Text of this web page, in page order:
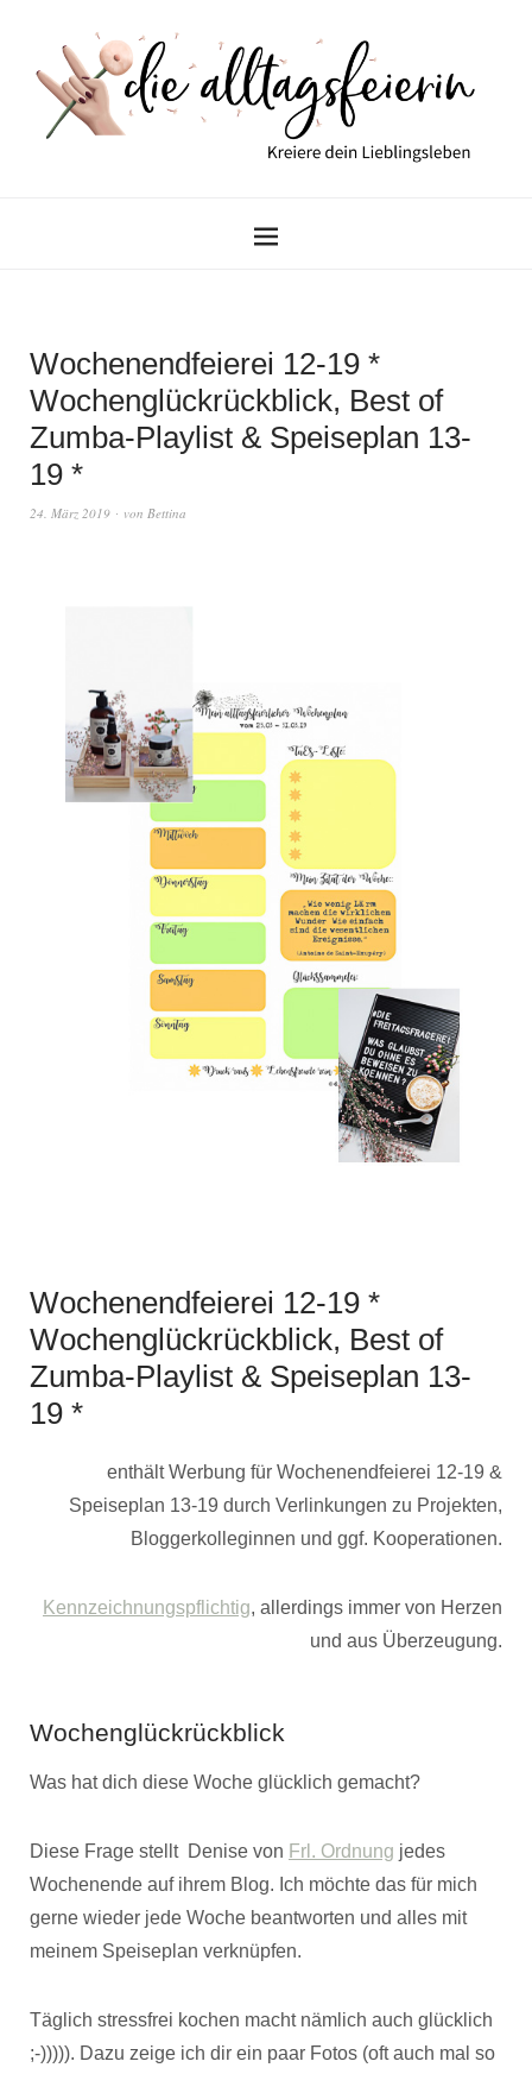
Wochenendfeierei 12-19 *
Wochenglückrückblick, Best of
Zumba-Playlist & Speiseplan 13-
19 *
24. März 2019 von Bettina
Wochenendfeierei 12-19 *
Wochenglückrückblick, Best of
Zumba-Playlist & Speiseplan 13-
19 *
enthält Werbung für Wochenendfeierei 12-19 &
Speiseplan 13-19 durch Verlinkungen zu Projekten,
Bloggerkolleginnen und ggf. Kooperationen.
Kennzeichnungspflichtig, allerdings immer von Herzen
und aus Überzeugung.
Wochenglückrückblick
Was hat dich diese Woche glücklich gemacht?
Diese Frage stellt Denise von Frl. Ordnung jedes
Wochenende auf ihrem Blog. Ich möchte das für mich
gerne wieder jede Woche beantworten und alles mit
meinem Speiseplan verknüpfen.
Täglich stressfrei kochen macht nämlich auch glücklich
;-))))). Dazu zeige ich dir ein paar Fotos (oft auch mal so